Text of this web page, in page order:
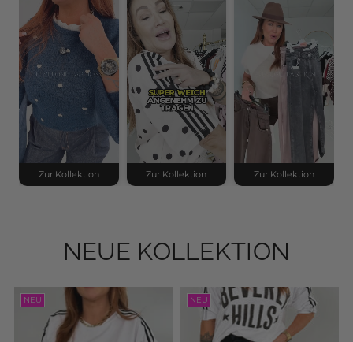
Zur Kollektion Zur Kollektion Zur Kollektion
NEUE KOLLEKTION
NEU NEU